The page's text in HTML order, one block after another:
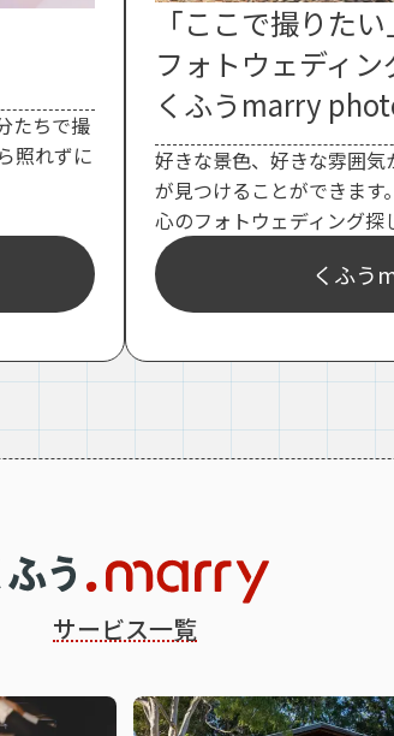
たちで撮
照れずに
「ここで撮りた
フォトウェディ
くふうmarry
好きな景色、好きな雰囲
が見つけることができま
心のフォトウェディング探
くふう
サービス一覧